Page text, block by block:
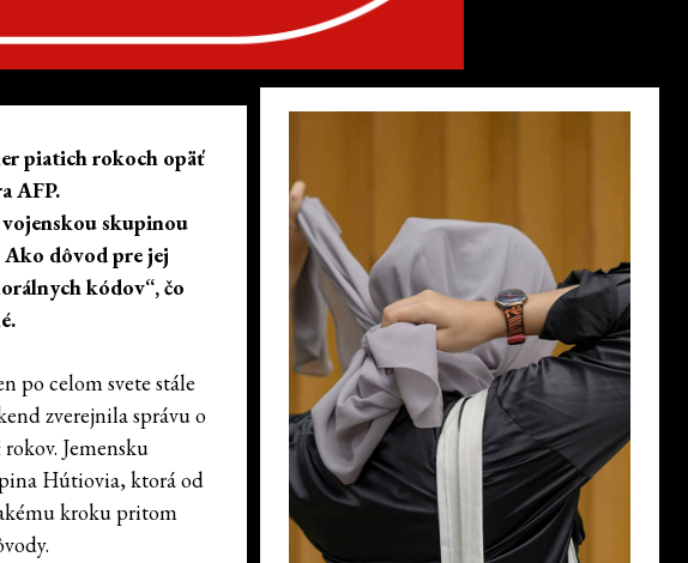
piatich rokoch opäť
AFP.
skupinou
dôvod pre jej
kódov“, čo
po celom svete stále
zverejnila správu o
Jemensku
Hútiovia, ktorá od
kroku pritom